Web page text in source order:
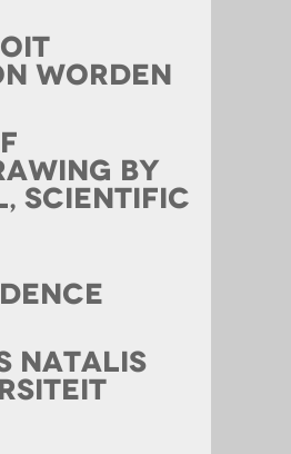
worden
by
scientific
Natalis